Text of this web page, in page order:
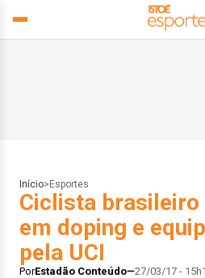
Início> Esportes
Ciclista brasileiro
em doping e
pela UCI
PorEstadão Conteúdo 27/03/17 -